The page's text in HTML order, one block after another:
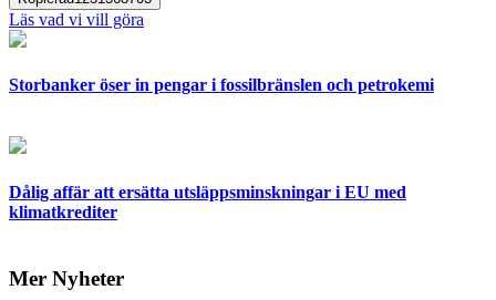
Läs vad vi vill göra
Storbanker öser in pengar i fossilbränslen och petrokemi
Dålig affär att ersätta utsläppsminskningar i EU med
klimatkrediter
Mer Nyheter